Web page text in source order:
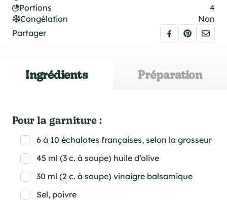
Portions
4
Congélation
Non
Partager
Ingrédients Préparation
Pour la garniture :
6 à 10 échalotes françaises, selon la grosseur
45 ml (3 c. à soupe) huile d’olive
30 ml (2 c. à soupe) vinaigre balsamique
Sel, poivre